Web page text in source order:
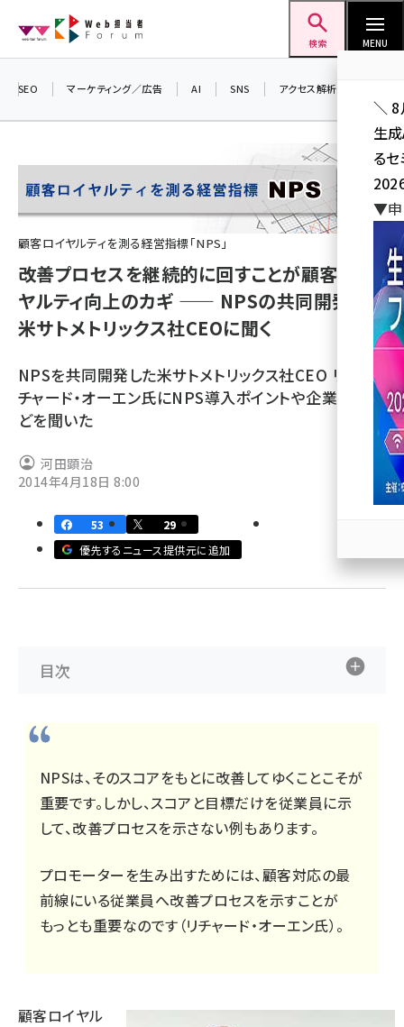
ン
検索 MENU
seo (3524)
ai (2804)
youtube (2431)
note (2312)
セミナー (2306)
z世代 (1622)
meo (1275)
SEO マーケティング／広告 AI SNS アクセス解析／データ分析
顧客ロイヤルティを測る経営指標「NPS」
改善プロセスを継続的に回すことが顧客ロイ
ヤルティ向上のカギ ―― NPSの共同開発元、
米サトメトリックス社CEOに聞く
NPSを共同開発した米サトメトリックス社CEO リ
チャード・オーエン氏にNPS導入ポイントや企業事例な
どを聞いた
河田顕治
2014年4月18日 8:00
53
29
優先するニュース提供元に追加
目次
NPSは、そのスコアをもとに改善してゆくことこそが
重要です。しかし、スコアと目標だけを従業員に示
して、改善プロセスを示さない例もあります。
プロモーターを生み出すためには、顧客対応の最
前線にいる従業員へ改善プロセスを示すことが
もっとも重要なのです（リチャード・オーエン氏）。
顧客ロイヤル
＼ 8
生
る
▼申